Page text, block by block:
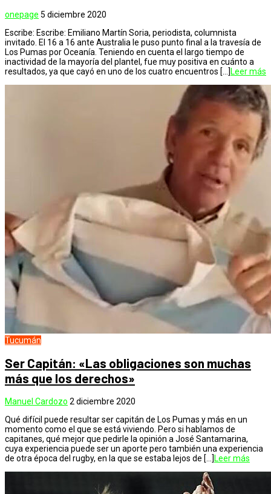
onepage 5 diciembre 2020
Escribe: Escribe: Emiliano Martín Soria, periodista, columnista
invitado. El 16 a 16 ante Australia le puso punto final a la travesía de
Los Pumas por Oceanía. Teniendo en cuenta el largo tiempo de
inactividad de la mayoría del plantel, fue muy positiva en cuánto a
resultados, ya que cayó en uno de los cuatro encuentros […] Leer más
Tucumán
Ser Capitán: «Las obligaciones son muchas
más que los derechos»
Manuel Cardozo 2 diciembre 2020
Qué difícil puede resultar ser capitán de Los Pumas y más en un
momento como el que se está viviendo. Pero si hablamos de
capitanes, qué mejor que pedirle la opinión a José Santamarina,
cuya experiencia puede ser un aporte pero también una experiencia
de otra época del rugby, en la que se estaba lejos de […] Leer más